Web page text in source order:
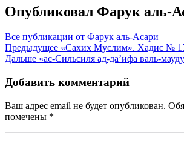
Опубликовал Фарук аль-
Все публикации от Фарук аль-Асари
Навигация
по
записям
Предыдущее «Сахих Муслим». Хадис №
Дальше «ас-Сильсиля ад-да’ифа валь-
Добавить комментарий
Ваш адрес email не будет опубликован.
помечены *